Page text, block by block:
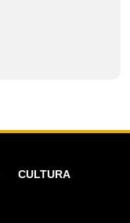
CULTURA